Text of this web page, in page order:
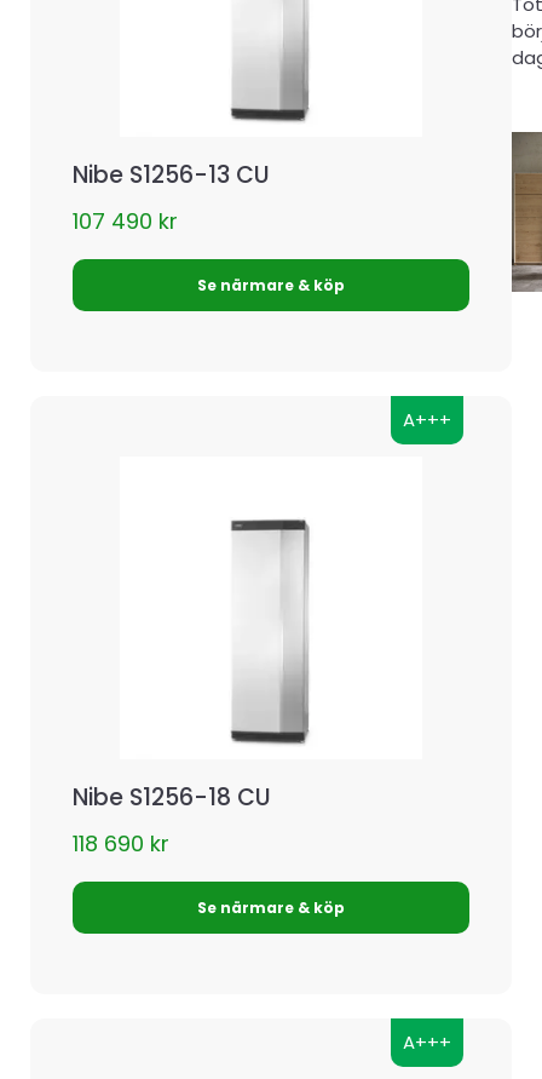
Nibe S1256-13 CU
107 490 kr
Se närmare & köp
Nibe S1256-18 CU
118 690 kr
Se närmare & köp
A+++
A+++